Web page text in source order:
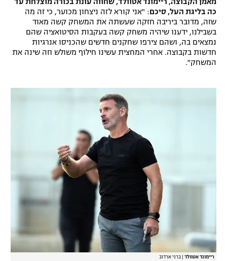
מדיניות פרטיות
תקנון פעילות ספורט 1
רשיון להקרנה פומבית לבית עסק
הצטרפות לחבילת הערוצים
לוח דרושים – ג'ובנט
המגזין
אומנויות לחימה
גיימינג E-Sports
מאמן הקבוצה, ריימונד אטוולד, שחווה עונת בכורה מוצלחת עד
כה בליגת העל, סיכם: "אני קורא לזה ניצחון מכוער, כי זה מה
שזה, מדובר ביריבה חזקה שעשתה את המשחק קשה מאוד
בשבילנו, ידענו שיהיה משחק קשה בעקבות הסיטואציה שהם
נמצאים בה, ושהם צירפו שחקנים חדשים שהכניסו אנרגיות
חדשות בקבוצה. אחרי המחצית עשינו חילוף משולש וזה שינה את
המשחק".
ריימונד אטוולד ברני ארדוב